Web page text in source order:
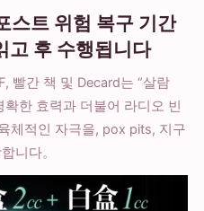
스트 위험 복구 기간
고 후 수행됩니다
빨간 책 및 Decard는 “살람
한 효력과 더불어 라디오 빈
체적인 자극을, pox pits, 지구
니다。